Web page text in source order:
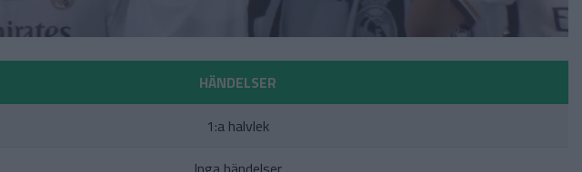
HÄNDELSER
1:a halvlek